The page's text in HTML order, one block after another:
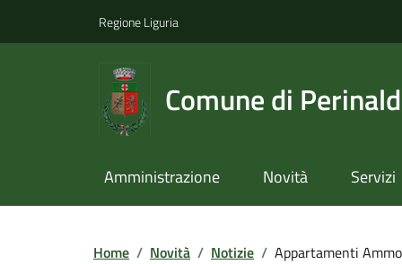
Regione Liguria
Comune di
Amministrazione Novità Servizi
Home / Novità / Notizie / Appartamenti